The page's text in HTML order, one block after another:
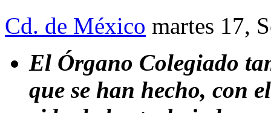
Cd. de México martes 17,
El Órgano Colegiado
que se han hecho, con